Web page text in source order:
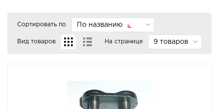
Сортировать по По названию
Вид товаров На странице 9 товаров